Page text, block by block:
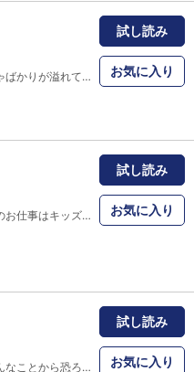
買い与えていたおもちゃばかりが溢れてた。けどある日、自分の考えた遊びが、息子・エイゴウに大ヒットした。その時から、ぼくはコアソビーに目覚めた──。
試し読み
お気に入り
小学三年生・緒方一星のお仕事はキッズモデル！ミュージシャンで一星にベタ甘なパパ＆パワフルなママに囲まれて、雑誌にファッションショーにと大忙し！ 元気に頑張る一星だけど悩み事もあって!? 超ラブリー☆キッズ・モデルコメディ新登場！
試し読み
お気に入り
江戸時代の大坂、ひょんなことから恐ろしい事件にまきこまれてしまった商家のぼん・庄介たち三人組は…!? 表題作「わらわべ道中」のほか、「わらわべ往来」「わらわべ送り火」「反魂指南(はんごんしなん)」「ひなの川」を収録。
試し読み
お気に入り